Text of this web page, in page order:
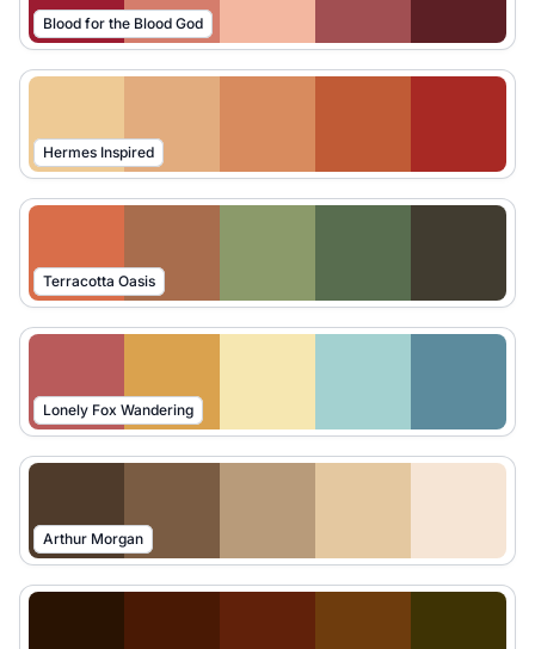
Blood for the Blood God
Hermes Inspired
Terracotta Oasis
Lonely Fox Wandering
Arthur Morgan